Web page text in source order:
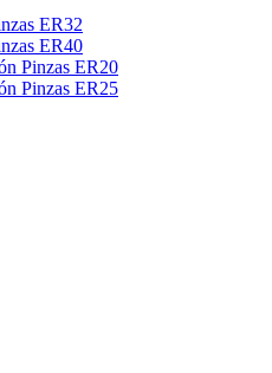
ER32
ER40
Pinzas ER20
Pinzas ER25